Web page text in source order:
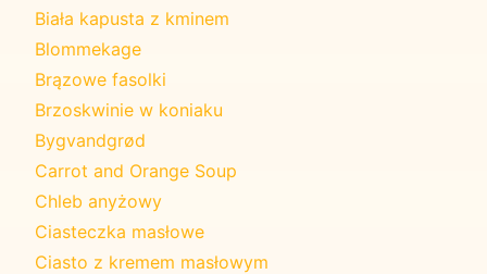
Biała kapusta z kminem
Blommekage
Brązowe fasolki
Brzoskwinie w koniaku
Bygvandgrød
Carrot and Orange Soup
Chleb anyżowy
Ciasteczka masłowe
Ciasto z kremem masłowym